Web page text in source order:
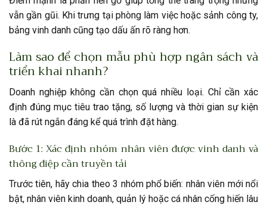
vẫn gần gũi. Khi trưng tại phòng làm việc hoặc sảnh công ty,
bảng vinh danh cũng tạo dấu ấn rõ ràng hơn.
Làm sao để chọn mẫu phù hợp ngân sách và
triển khai nhanh?
Doanh nghiệp không cần chọn quá nhiều loại. Chỉ cần xác
định đúng mục tiêu trao tặng, số lượng và thời gian sự kiện
là đã rút ngắn đáng kể quá trình đặt hàng.
Bước 1: Xác định nhóm nhân viên được vinh danh và
thông điệp cần truyền tải
Trước tiên, hãy chia theo 3 nhóm phổ biến: nhân viên mới nổi
bật, nhân viên kinh doanh, quản lý hoặc cá nhân cống hiến lâu